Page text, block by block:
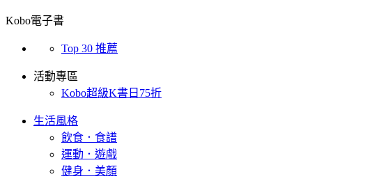
Kobo電子書
Top 30 推薦
活動專區
Kobo超級K書日75折
生活風格
飲食．食譜
運動．遊戲
健身．美顏